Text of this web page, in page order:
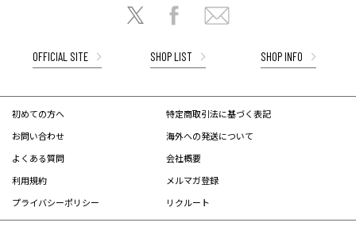
OFFICIAL SITE SHOP LIST SHOP INFO
初めての方へ
お問い合わせ
よくある質問
利用規約
プライバシーポリシー
特定商取引法に基づく表記
海外への発送について
会社概要
メルマガ登録
リクルート